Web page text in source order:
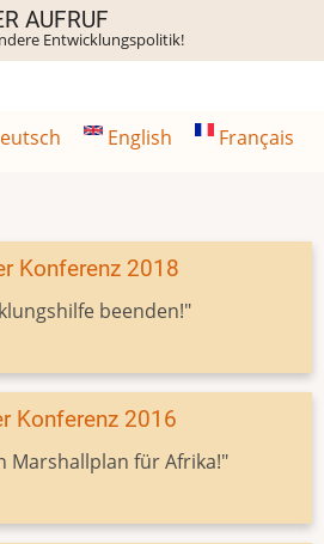
AUFRUF
Entwicklungspolitik!
English Français
Konferenz 2018
beenden!"
Konferenz 2016
Marshallplan für Afrika!"